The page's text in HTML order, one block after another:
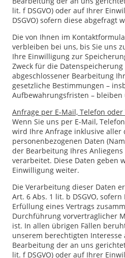
lit. f DSGVO) oder auf Ihrer
DSGVO) sofern diese abgefragt
Die von Ihnen im
verbleiben bei uns, bis Sie uns
Ihre Einwilligung zur
Zweck für die
abgeschlossener Bearbeitung
gesetzliche Bestimmungen –
Aufbewahrungsfristen –
Anfrage per E-Mail, Telefon oder
Wenn Sie uns per E-Mail,
wird Ihre Anfrage inklusive aller
personenbezogenen Daten
der Bearbeitung Ihres
verarbeitet. Diese Daten geben
Einwilligung weiter.
Die Verarbeitung dieser Daten
Art. 6 Abs. 1 lit. b DSGVO,
Erfüllung eines Vertrags
Durchführung vorvertraglicher
ist. In allen übrigen Fällen
unserem berechtigten Interesse
Bearbeitung der an uns
lit. f DSGVO) oder auf Ihrer